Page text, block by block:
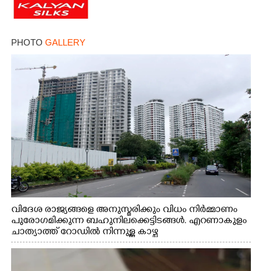
PHOTO GALLERY
വിദേശ രാജ്യങ്ങളെ അനുസ്മരിക്കും വിധം നിർമ്മാണം
പുരോഗമിക്കുന്ന ബഹുനിലക്കെട്ടിടങ്ങൾ. എറണാകുളം
ചാത്യാത്ത് റോഡിൽ നിന്നുള്ള കാഴ്ച